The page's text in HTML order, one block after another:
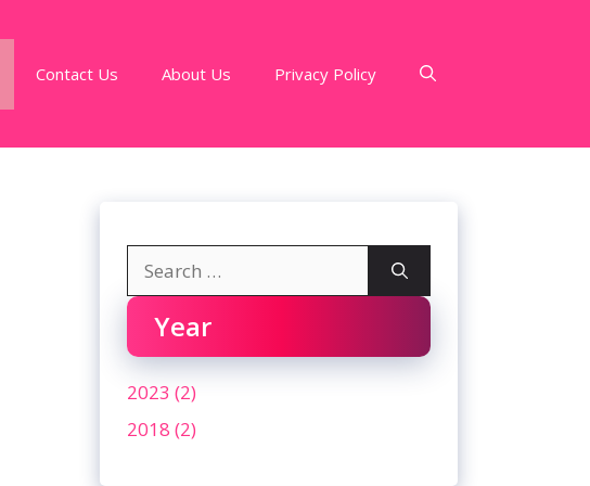
Contact Us About Us Privacy Policy
for:
Year
2023 (2)
2018 (2)